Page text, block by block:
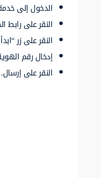
الدخول إلى
النقر على رابط
النقر على زر
إدخال رقم
النقر على إرسال.